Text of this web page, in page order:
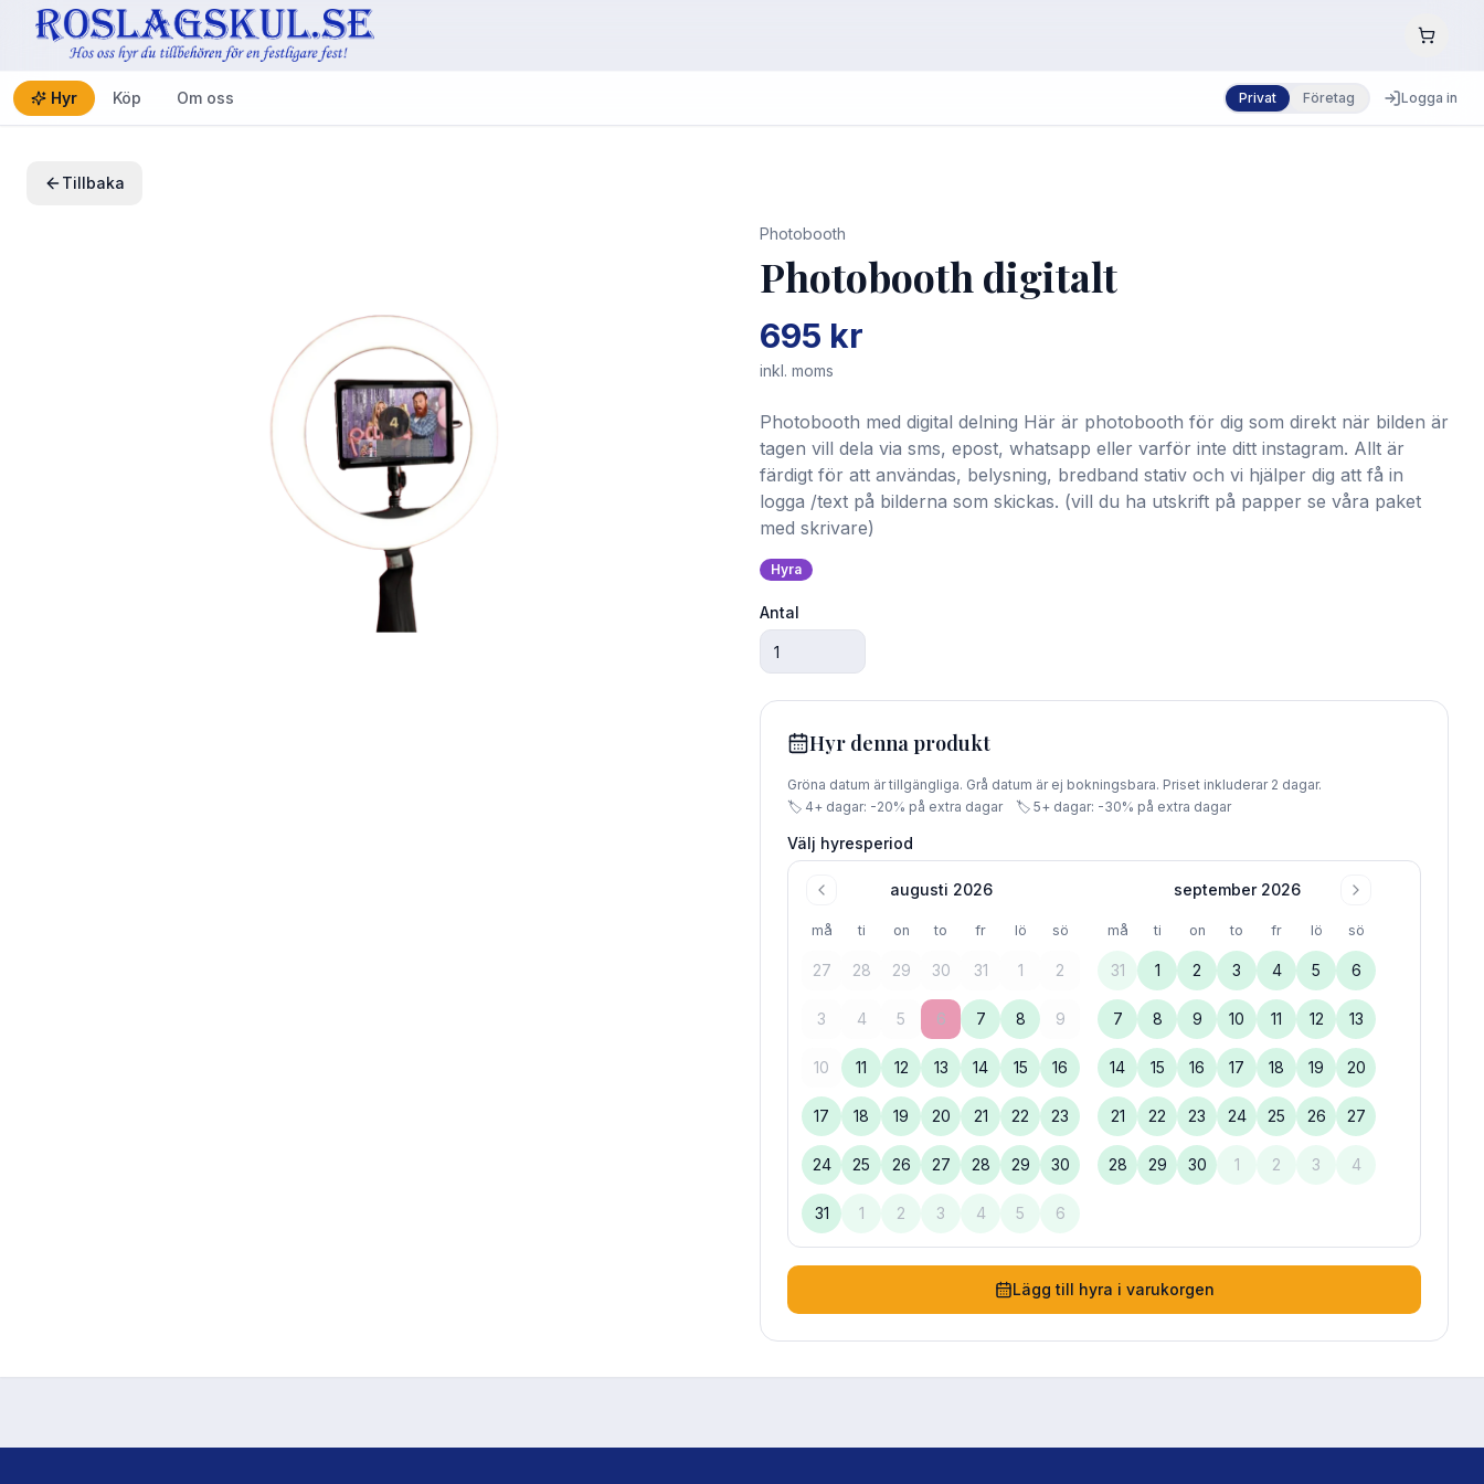
Hyr Köp Om oss Privat Företag Logga in
Tillbaka
Photobooth
Photobooth digitalt
695 kr
inkl. moms
Photobooth med digital delning Här är photobooth för dig som direkt när bilden är
tagen vill dela via sms, epost, whatsapp eller varför inte ditt instagram. Allt är
färdigt för att användas, belysning, bredband stativ och vi hjälper dig att få in
logga /text på bilderna som skickas. (vill du ha utskrift på papper se våra paket
med skrivare)
Hyra
Antal
Hyr denna produkt
Gröna datum är tillgängliga. Grå datum är ej bokningsbara. Priset inkluderar 2 dagar.
🏷️ 4+ dagar: -20% på extra dagar 🏷️ 5+ dagar: -30% på extra dagar
Välj hyresperiod
augusti 2026
må ti on to fr lö sö
27 28 29 30 31 1 2
3 4 5 6 7 8 9
10 11 12 13 14 15 16
17 18 19 20 21 22 23
24 25 26 27 28 29 30
31 1 2 3 4 5 6
september 2026
må ti on to fr lö sö
31 1 2 3 4 5 6
7 8 9 10 11 12 13
14 15 16 17 18 19 20
21 22 23 24 25 26 27
28 29 30 1 2 3 4
Lägg till hyra i varukorgen